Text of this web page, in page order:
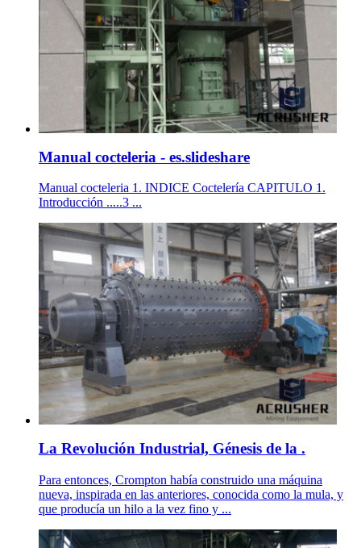
Manual cocteleria - es.slideshare
Manual cocteleria 1. INDICE Coctelería CAPITULO 1.
Introducción .....3 ...
La Revolución Industrial, Génesis de la .
Para entonces, Crompton había construido una máquina
nueva, inspirada en las anteriores, conocida como la mula, y
que producía un hilo a la vez fino y ...